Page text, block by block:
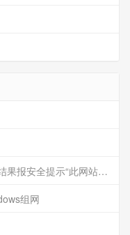
Windows EDGE浏览器访问百度搜索结果报安全提示“此网站已被人举报不安全”
组网